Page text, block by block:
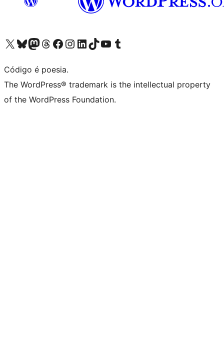
Acessar nossa conta do X (antigo Twitter)
Acessar nossa conta do Bluesky
Acessar nossa conta do Mastodon
Acessar nossa conta do Threads
Acessar nossa página do Facebook
Acessar nossa conta do Instagram
Acessar nossa conta do LinkedIn
Acessar nossa conta do TikTok
Acessar nosso canal do YouTube
Acessar nossa conta no Tumblr
Código é poesia.
The WordPress® trademark is the intellectual property
of the WordPress Foundation.